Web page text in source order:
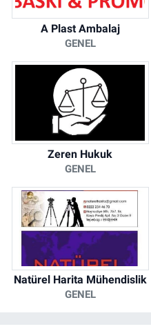
A Plast Ambalaj
GENEL
Zeren Hukuk
GENEL
Natürel Harita Mühendislik
GENEL